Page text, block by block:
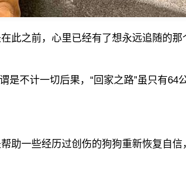
此之前，心里已经有了想永远追随的那
是不计一切后果，“回家之路”虽只有64
助一些经历过创伤的狗狗重新恢复自信